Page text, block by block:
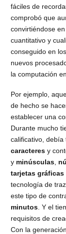
fáciles de
comprobó que
convirtiéndose
cuantitativo y
conseguido en
nuevos
la computación
Por ejemplo,
de hecho se
establecer una
Durante mucho
calificativo,
caracteres y
y minúsculas
tarjetas gráficas
tecnología de
este tipo de
minutos . Y el
requisitos de
Con la